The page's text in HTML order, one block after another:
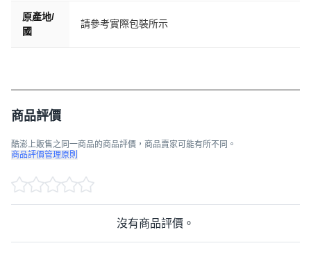
原產地/
國
請參考實際包裝所示
商品評價
酷澎上販售之同一商品的商品評價，商品賣家可能有所不同。
商品評價管理原則
沒有商品評價。